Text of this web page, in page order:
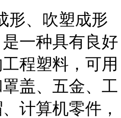
形、吹塑成形
一种具有良好
程塑料，可用
盖、五金、工
计算机零件，